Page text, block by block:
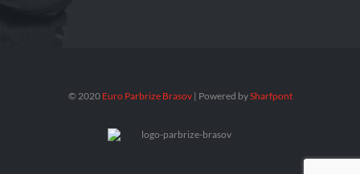
© 2020 Euro Parbrize Brasov | Powered bySharfpont